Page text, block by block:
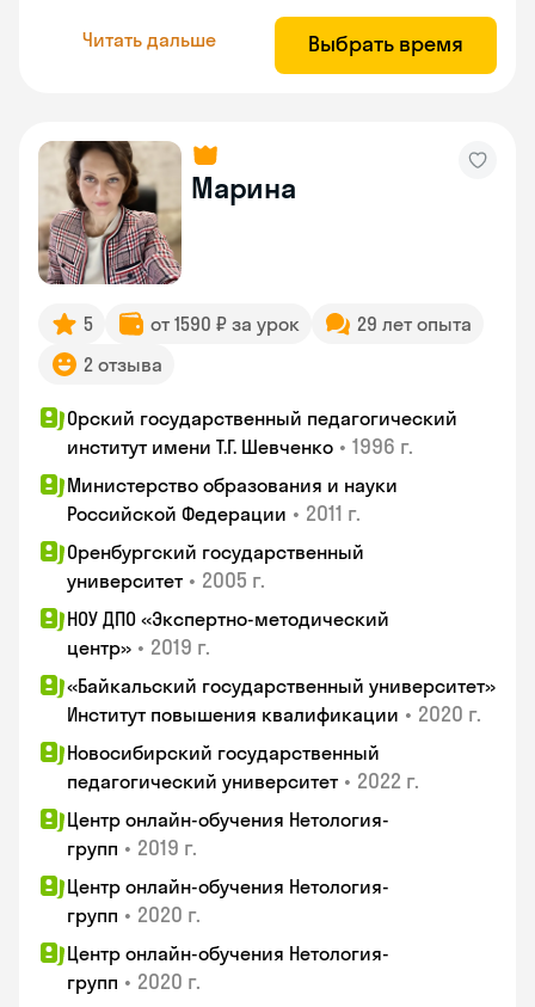
Читать дальше Выбрать время
Марина
5 от 1590 ₽ за урок
29 лет опыта
2 отзыва
Орский государственный педагогический
институт имени Т.Г. Шевченко • 1996 г.
Министерство образования и науки
Российской Федерации • 2011 г.
Оренбургский государственный
университет • 2005 г.
НОУ ДПО «Экспертно-методический
центр» • 2019 г.
«Байкальский государственный университет»
Институт повышения квалификации • 2020 г.
Новосибирский государственный
педагогический университет • 2022 г.
Центр онлайн-обучения Нетология-
групп • 2019 г.
Центр онлайн-обучения Нетология-
групп • 2020 г.
Центр онлайн-обучения Нетология-
групп • 2020 г.